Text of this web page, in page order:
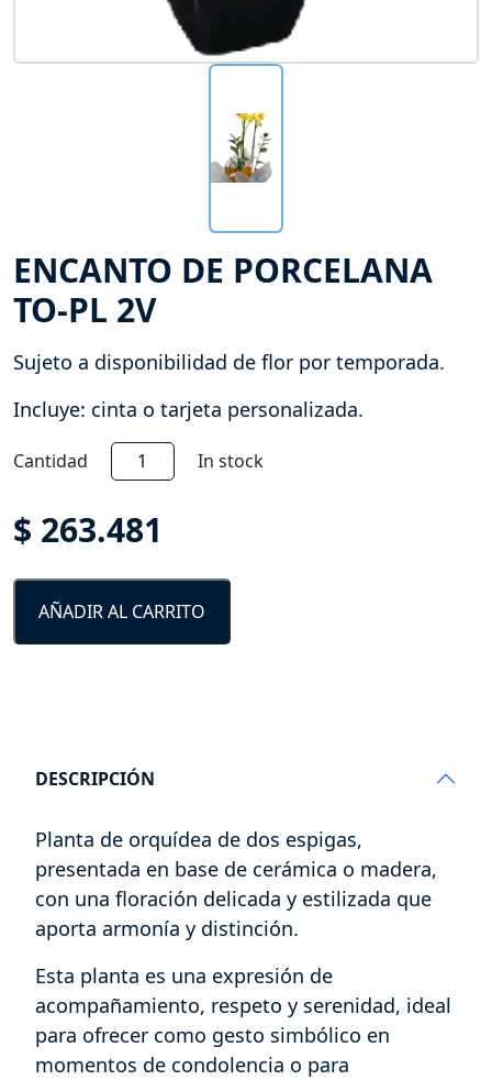
ENCANTO DE PORCELANA
TO-PL 2V
Sujeto a disponibilidad de flor por temporada.
Incluye: cinta o tarjeta personalizada.
Cantidad
Encanto
de
TO-
2V
cantidad
In stock
$ 263.481
AÑADIR AL CARRITO
DESCRIPCIÓN
Planta de orquídea de dos espigas,
presentada en base de cerámica o madera,
con una floración delicada y estilizada que
aporta armonía y distinción.
Esta planta es una expresión de
acompañamiento, respeto y serenidad, ideal
para ofrecer como gesto simbólico en
momentos de condolencia o para